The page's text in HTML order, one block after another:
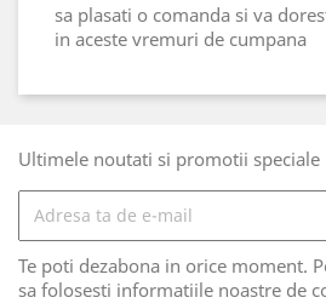
sa plasati o comanda si va
in aceste vremuri de cumpana
Ultimele noutati si promotii speciale
Te poti dezabona in orice moment.
sa folosesti informatiile noastre de